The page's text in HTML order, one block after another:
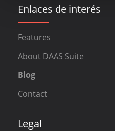
Enlaces de interés
Features
About DAAS Suite
Blog
Contact
Legal